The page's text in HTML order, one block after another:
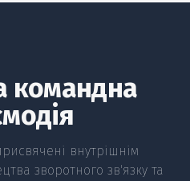
командна
внутрішнім
зворотного зв'язку та